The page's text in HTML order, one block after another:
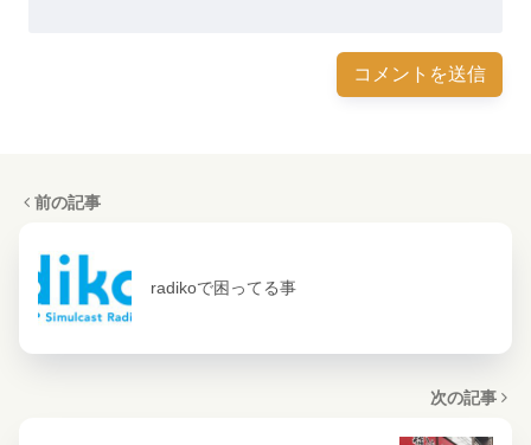
前の記事
radikoで困ってる事
次の記事